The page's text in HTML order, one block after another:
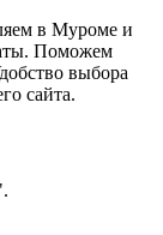
в Муроме и
Поможем
выбора
сайта.